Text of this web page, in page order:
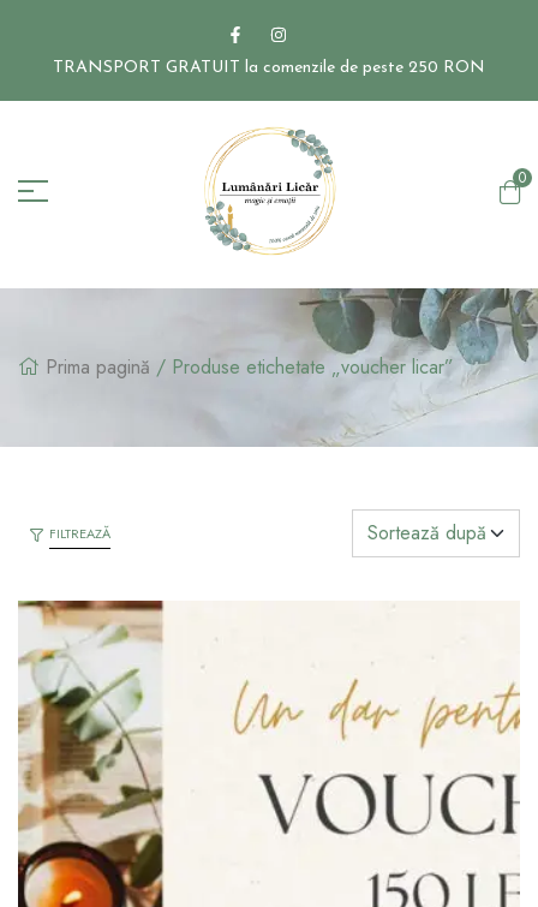
TRANSPORT GRATUIT la comenzile de peste 250 RON
0
Prima pagină / Produse etichetate „voucher licar”
FILTREAZĂ